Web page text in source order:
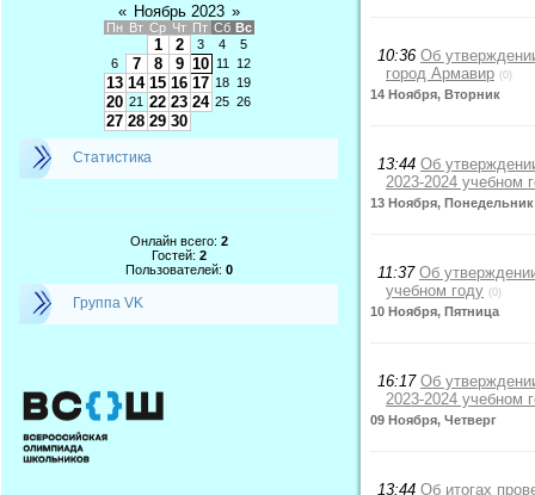
« Ноябрь 2023 »
Пн Вт Ср Чт Пт Сб Вс
1 2 3 4
5
6
7 8 9 10 11 12
13 14 15 16 17 18 19
20 21 22 23 24 25 26
27 28 29 30
Статистика
Онлайн всего: 2
Гостей: 2
Пользователей: 0
Группа VK
10:36 Об
город Армавир (0)
14 Ноября, Вторник
13:44 Об
2023-2024 учебном
13 Ноября, Понедельник
11:37 Об
учебном году (0)
10 Ноября, Пятница
16:17 Об
2023-2024 учебном
09 Ноября, Четверг
13:44 Об итогах